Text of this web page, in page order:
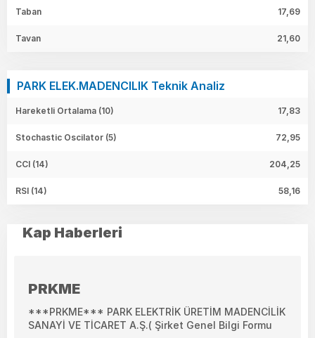
Taban 17,69
Tavan 21,60
PARK ELEK.MADENCILIK Teknik Analiz
Hareketli Ortalama (10) 17,83
Stochastic Oscilator (5) 72,95
CCI (14) 204,25
RSI (14) 58,16
Kap Haberleri
PRKME
***PRKME*** PARK ELEKTRİK ÜRETİM MADENCİLİK
SANAYİ VE TİCARET A.Ş.( Şirket Genel Bilgi Formu